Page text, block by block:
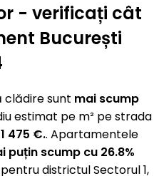
- verificați cât
București
sunt mai scump
estimat pe m² pe strada
1 475 €.. Apartamentele
puțin scump cu 26.8%
districtul Sectorul 1,